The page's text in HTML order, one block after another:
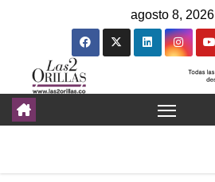
agosto 8, 2026